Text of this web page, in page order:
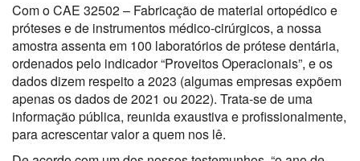
Com o CAE 32502 – Fabricação de material ortopédico e
próteses e de instrumentos médico-cirúrgicos, a nossa
amostra assenta em 100 laboratórios de prótese dentária,
ordenados pelo indicador “Proveitos Operacionais”, e os
dados dizem respeito a 2023 (algumas empresas expõem
apenas os dados de 2021 ou 2022). Trata-se de uma
informação pública, reunida exaustiva e profissionalmente,
para acrescentar valor a quem nos lê.